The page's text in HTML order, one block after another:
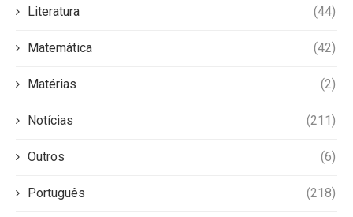
Literatura (44)
Matemática (42)
Matérias (2)
Notícias (211)
Outros (6)
Português (218)